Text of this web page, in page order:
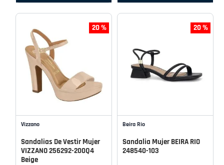
20 %
Vizzano
Sandalias De Vestir Mujer
VIZZANO 256292-200Q4
Beige
20 %
Beira Rio
Sandalia Mujer BEIRA RIO
248540-103